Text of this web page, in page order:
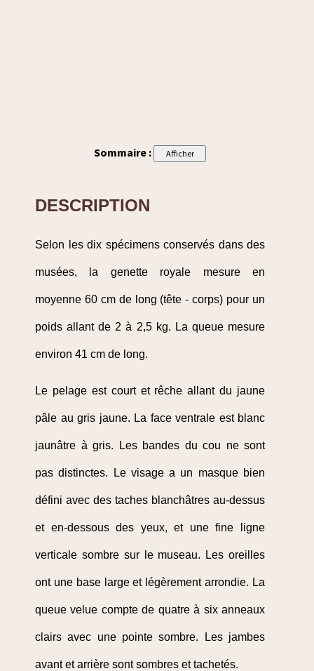
Sommaire :
DESCRIPTION
Selon les dix spécimens conservés dans des
musées, la genette royale mesure en
moyenne 60 cm de long (tête - corps) pour un
poids allant de 2 à 2,5 kg. La queue mesure
environ 41 cm de long.
Le pelage est court et rêche allant du jaune
pâle au gris jaune. La face ventrale est blanc
jaunâtre à gris. Les bandes du cou ne sont
pas distinctes. Le visage a un masque bien
défini avec des taches blanchâtres au-dessus
et en-dessous des yeux, et une fine ligne
verticale sombre sur le museau. Les oreilles
ont une base large et légèrement arrondie. La
queue velue compte de quatre à six anneaux
clairs avec une pointe sombre. Les jambes
avant et arrière sont sombres et tachetés.